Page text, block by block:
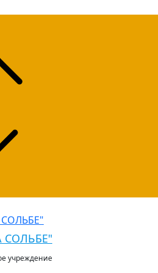
СОЛЬБЕ"
учреждение